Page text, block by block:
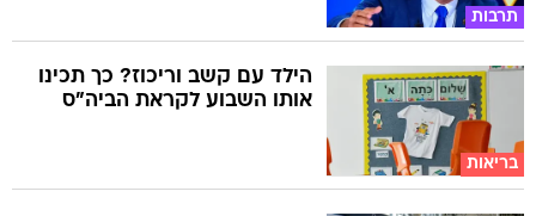
תרבות
בריאות
הילד עם קשב וריכוז? כך תכינו
אותו השבוע לקראת הביה"ס